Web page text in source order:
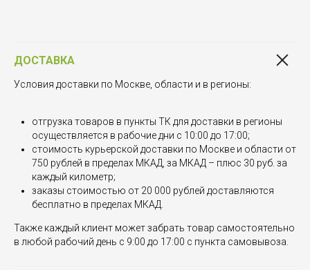
ДОСТАВКА
Условия доставки по Москве, области и в регионы:
отгрузка товаров в пункты ТК для доставки в регионы
осуществляется в рабочие дни с 10:00 до 17:00;
стоимость курьерской доставки по Москве и области от
750 рублей в пределах МКАД, за МКАД – плюс 30 руб. за
каждый километр;
заказы стоимостью от 20 000 рублей доставляются
бесплатно в пределах МКАД.
Также каждый клиент может забрать товар самостоятельно
в любой рабочий день с 9:00 до 17:00 с пункта самовывоза.